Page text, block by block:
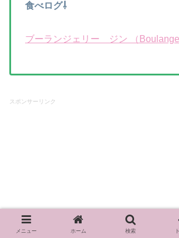
食べログ⇩
ブーランジェリー ジン （
スポンサーリンク
メニュー ホーム 検索